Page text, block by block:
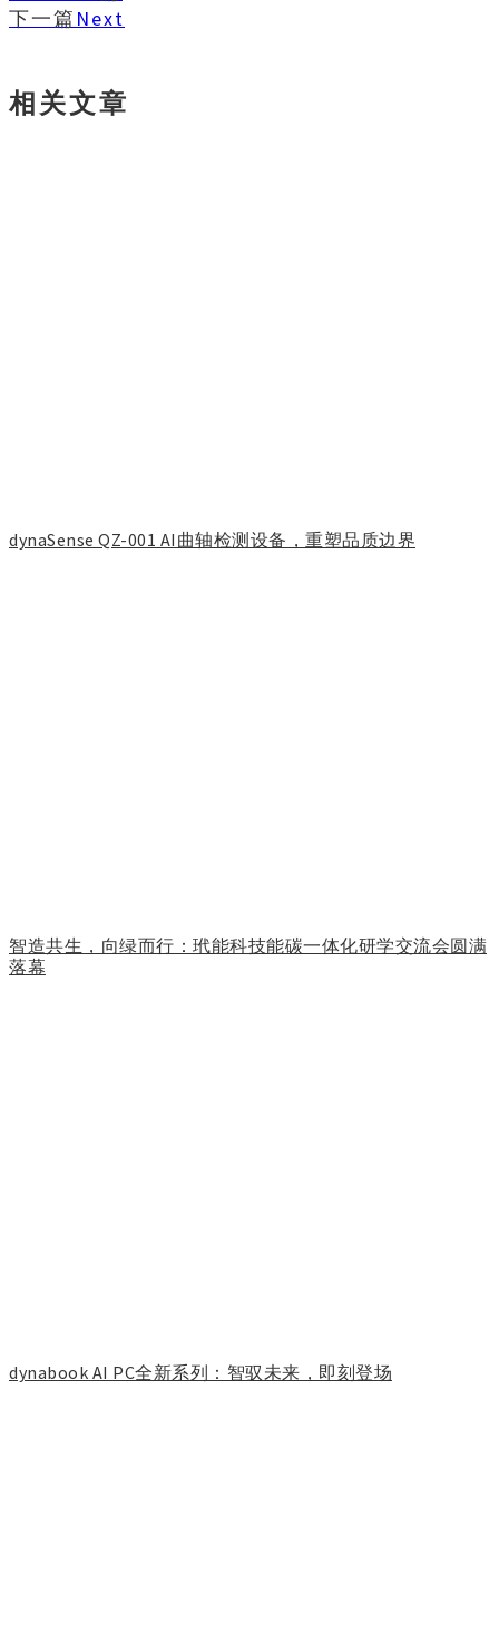
下一篇 Next
相关文章
dynaSense QZ-001 AI曲轴检测设备，重塑品质边界
智造共生，向绿而行：玳能科技能碳一体化研学交流会圆满
落幕
dynabook AI PC全新系列：智驭未来，即刻登场